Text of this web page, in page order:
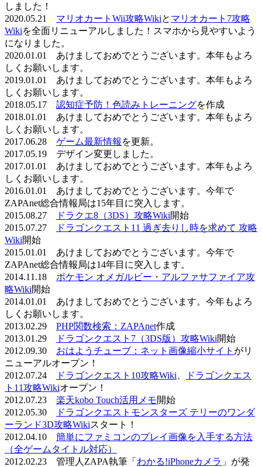
しました！
2020.05.21 マリオカートWii攻略Wikiと マリオカート7攻略
Wikiを全面リニューアルしました！スマホから見やすいよう
になりました。
2020.01.01 あけましておめでとうございます。本年もよろ
しくお願いします。
2019.01.01 あけましておめでとうございます。本年もよろ
しくお願いします。
2018.05.17 認知症予防！色読みトレーニングを作成
2018.01.01 あけましておめでとうございます。本年もよろ
しくお願いします。
2017.06.28 ゲーム最新情報 を更新。
2017.05.19 デザイン変更しました。
2017.01.01 あけましておめでとうございます。本年もよろ
しくお願いします。
2016.01.01 あけましておめでとうございます。今年で
ZAPAnet総合情報局は15年目に突入します。
2015.08.27
ドラクエ8（3DS）攻略Wiki開始
2015.07.27
ドラゴンクエスト11 過ぎ去りし時を求めて 攻略
Wiki開始
2015.01.01 あけましておめでとうございます。今年で
ZAPAnet総合情報局は14年目に突入します。
2014.11.18 ポケモン オメガルビー・アルファサファイア攻
略Wiki開始
2014.01.01 あけましておめでとうございます。今年もよろ
しくお願いします。
2013.02.29 PHP関数検索：ZAPAnet作成
2013.01.29
ドラゴンクエスト7（3DS版）攻略Wiki開始
2012.09.30 おはようチューブ：ネット画像縮小サイト がリ
ニューアルオープン！
2012.07.24
ドラゴンクエスト10攻略Wiki
ドラゴンクエス
ト11攻略Wikiオープン！
2012.07.23 楽天kobo Touch活用メモ開始
2012.05.30
ドラゴンクエストモンスターズ テリーのワンダ
ーランド3D攻略Wikiスタート！
2012.04.10 簡単にファミコンのプレイ画像を入手する方法
（全ゲームタイトル対応）
2012.02.23 管理人ZAPA執筆「 わかる!iPhoneカメラ 」が発